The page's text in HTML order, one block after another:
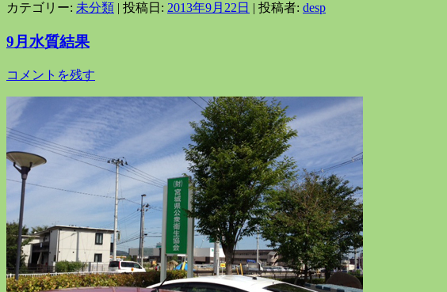
カテゴリー: 未分類 | 投稿日: 2013年9月22日 | 投稿者: desp
9月水質結果
コメントを残す